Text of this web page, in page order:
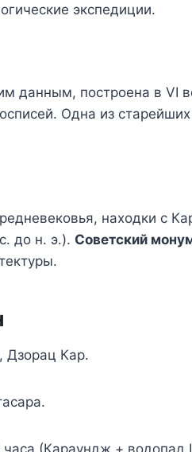
экспедиции.
данным, построена в VI
Одна из
находки с
до н. э.). Советский
Дзорац Кар.
(Караундж + водопад